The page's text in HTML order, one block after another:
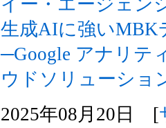
生成AIに強いMBK
─Google アナリテ
ウドソリューショ
2025年08月20日 [